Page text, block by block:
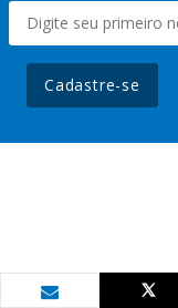
Cadastre-se